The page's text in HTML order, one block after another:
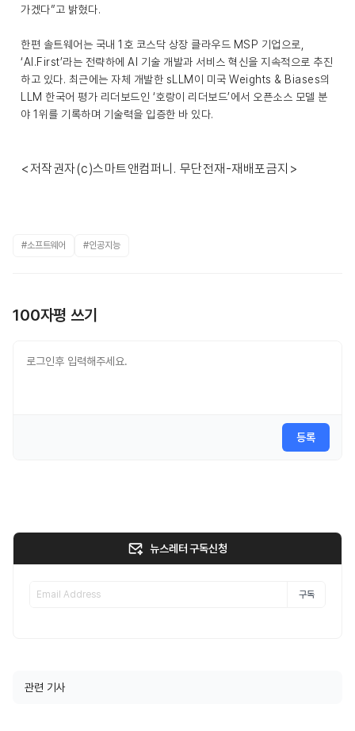
가겠다”고 밝혔다.
한편 솔트웨어는 국내 1호 코스닥 상장 클라우드 MSP 기업으로,
‘AI.First’라는 전략하에 AI 기술 개발과 서비스 혁신을 지속적으로 추진
하고 있다. 최근에는 자체 개발한 sLLM이 미국 Weights & Biases의
LLM 한국어 평가 리더보드인 ‘호랑이 리더보드’에서 오픈소스 모델 분
야 1위를 기록하며 기술력을 입증한 바 있다.
<저작권자(c)스마트앤컴퍼니. 무단전재-재배포금지>
#소프트웨어 #인공지능
100자평 쓰기
등록
뉴스레터 구독신청
구독
관련 기사